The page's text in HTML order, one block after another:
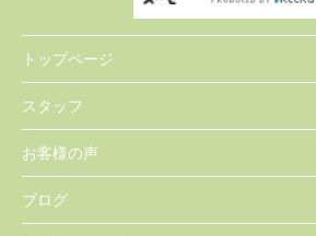
トップページ
スタッフ
お客様の声
ブログ